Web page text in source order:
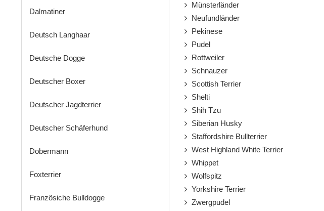
Münsterländer
Neufundländer
Pekinese
Pudel
Rottweiler
Schnauzer
Scottish Terrier
Shelti
Shih Tzu
Siberian Husky
Staffordshire Bullterrier
West Highland White Terrier
Whippet
Wolfspitz
Yorkshire Terrier
Zwergpudel
Dalmatiner
Deutsch Langhaar
Deutsche Dogge
Deutscher Boxer
Deutscher Jagdterrier
Deutscher Schäferhund
Dobermann
Foxterrier
Französiche Bulldogge